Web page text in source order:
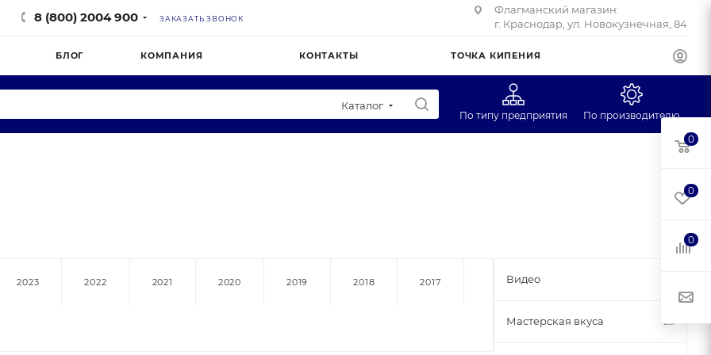
8 (800) 2004 900 ЗАКАЗАТЬ ЗВОНОК
Флагманский магазин:
г. Краснодар, ул. Новокузнечная, 84
БЛОГ КОМПАНИЯ КОНТАКТЫ ТОЧКА КИПЕНИЯ
Каталог
По типу предприятия По производителю
2023 2022 2021 2020 2019 2018 2017 Видео
Мастерская вкуса 25
0
0
0